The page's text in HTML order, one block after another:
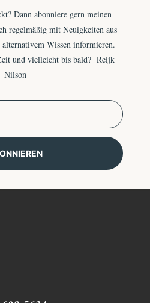
Dann abonniere gern meinen
regelmäßig mit Neuigkeiten aus
Wissen informieren.
und vielleicht bis bald? Reijk
Nilson